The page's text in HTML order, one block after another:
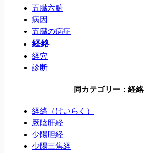
五臓六腑
病因
五臓の病症
経絡
経穴
診断
同カテゴリー：経絡
経絡（けいらく）
厥陰肝経
少陽胆経
少陽三焦経